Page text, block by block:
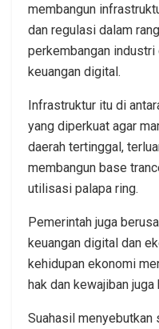
membangun
dan regulasi dalam
perkembangan
keuangan digital.
Infrastruktur itu di
yang diperkuat agar
daerah tertinggal,
membangun base
utilisasi palapa ring.
Pemerintah juga
keuangan digital dan
kehidupan ekonomi
hak dan kewajiban juga
Suahasil menyebutkan